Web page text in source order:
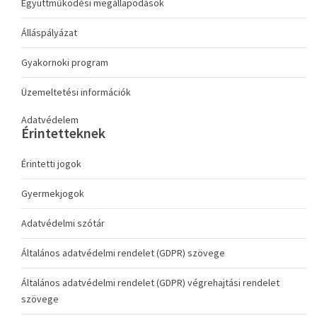
Együttműködési megállapodások
Álláspályázat
Gyakornoki program
Üzemeltetési információk
Adatvédelem
Érintetteknek
Érintetti jogok
Gyermekjogok
Adatvédelmi szótár
Általános adatvédelmi rendelet (GDPR) szövege
Általános adatvédelmi rendelet (GDPR) végrehajtási rendelet
szövege